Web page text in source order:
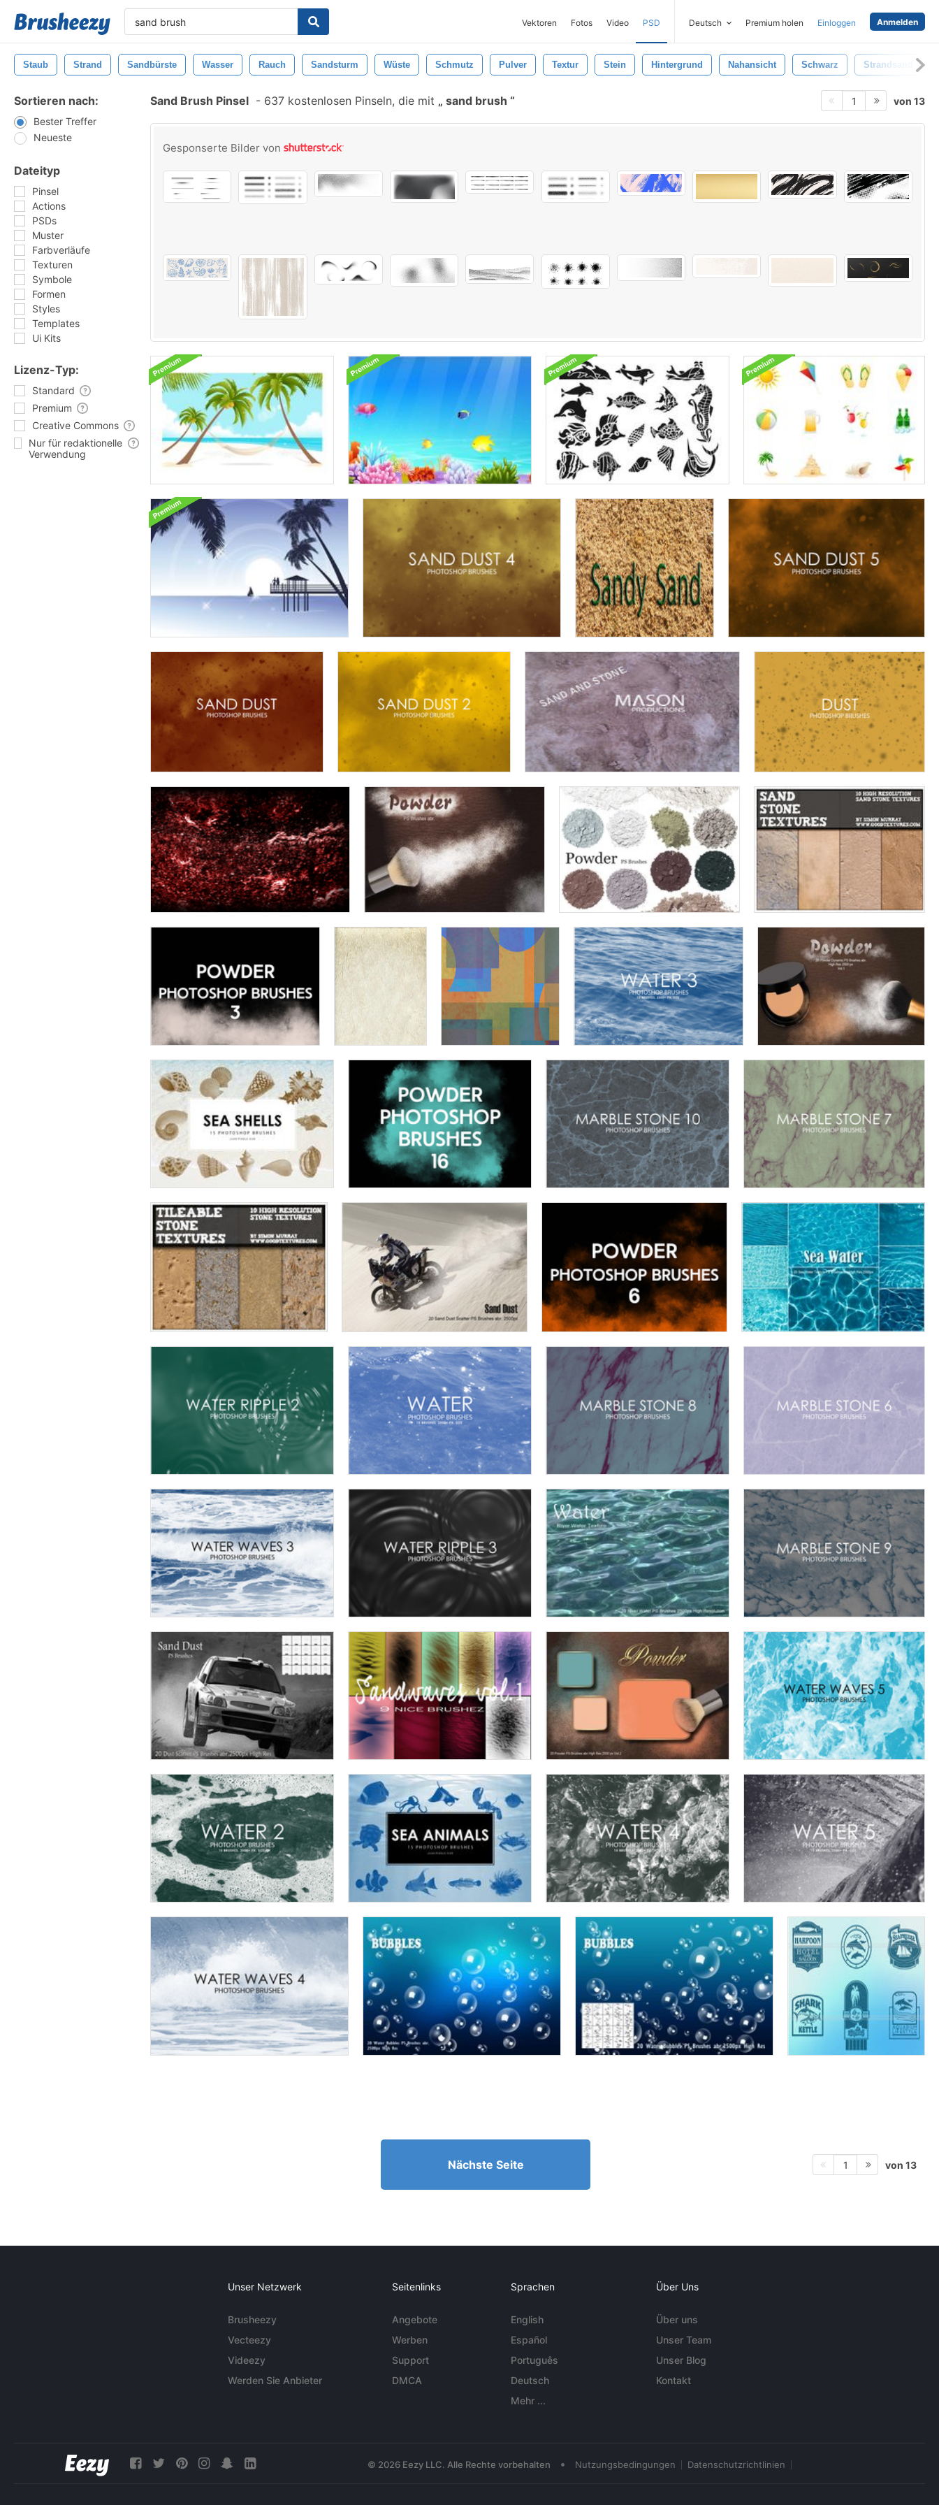
Vektoren Fotos Video PSD Deutsch Premium holen Einloggen Anmelden
Staub Strand Sandbürste Wasser Rauch Sandsturm Wüste Schmutz Pulver Textur Stein Hintergrund Nahansicht Schwarz Strandsand
Sortieren nach:
Bester Treffer
Neueste
Dateityp
Pinsel
Actions
PSDs
Muster
Farbverläufe
Texturen
Symbole
Formen
Styles
Templates
Ui Kits
Lizenz-Typ:
Standard
Premium
Creative Commons
Nur für redaktionelle
Verwendung
Sand Brush Pinsel - 637 kostenlosen Pinseln, die mit sand brush 1 von 13
Gesponserte Bilder von
Nächste Seite 1 von 13
Unser Netzwerk
Brusheezy
Vecteezy
Videezy
Werden Sie Anbieter
Seitenlinks
Angebote
Werben
Support
DMCA
Sprachen
English
Español
Português
Deutsch
Mehr ...
Über Uns
Über uns
Unser Team
Unser Blog
Kontakt
© 2026 Eezy LLC. Alle Rechte vorbehalten • Nutzungsbedingungen Datenschutzrichtlinien